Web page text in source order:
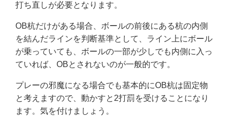
打ち直しが必要となります。
OB杭だけがある場合、ボールの前後にある杭の内側
を結んだラインを判断基準として、ライン上にボール
が乗っていても、ボールの一部が少しでも内側に入っ
ていれば、OBとされないのが一般的です。
プレーの邪魔になる場合でも基本的にOB杭は固定物
と考えますので、動かすと2打罰を受けることになり
ます。気を付けましょう。